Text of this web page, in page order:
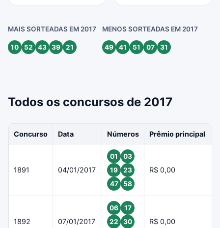
MAIS SORTEADAS EM 2017
10 52 43 39 21
MENOS SORTEADAS EM 2017
49 41 51 07 31
Todos os concursos de 2017
Concurso Data Números Prêmio principal
1891 04/01/2017
01
03
19
23
47
58
R$ 0,00
1892 07/01/2017
06
17
22
30
R$ 0,00